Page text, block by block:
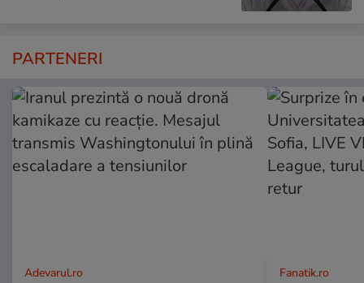
PARTENERI
Adevarul.ro Fanatik.ro